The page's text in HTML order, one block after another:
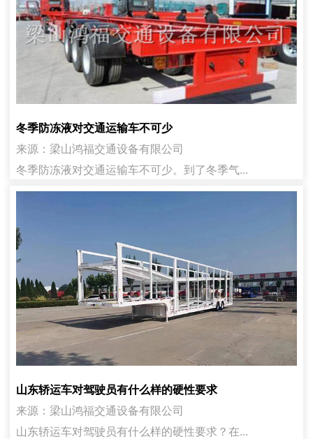
冬季防冻液对交通运输车不可少
来源：梁山鸿福交通设备有限公司
冬季防冻液对交通运输车不可少。到了冬季气...
山东轿运车对驾驶员有什么样的硬性要求
来源：梁山鸿福交通设备有限公司
山东轿运车对驾驶员有什么样的硬性要求？在...